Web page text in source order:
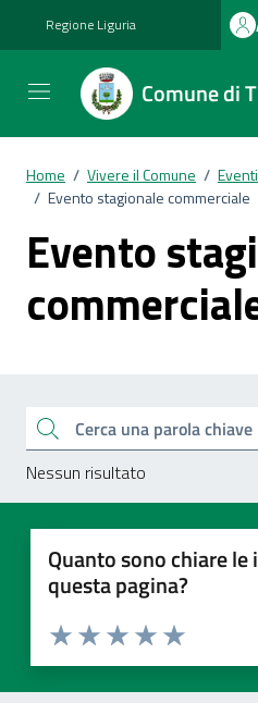
Regione Liguria
Comune di
Home / Vivere il Comune / Eventi
/ Evento stagionale commerciale
Evento
Esplora tutti i
Cerca una parola chiave
Nessun risultato
Quanto sono chiare
questa pagina?
Valuta 5
Valuta 4 stelle
Valuta 3 stelle su 5
Valuta 2 stelle su 5
Valuta 1 stelle su 5